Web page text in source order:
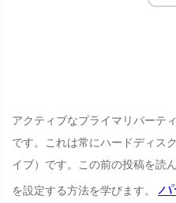
アクティブなプライマリパーテ
です。これは常にハードディス
イブ）です。この前の投稿を読
を設定する方法を学びます。 パ